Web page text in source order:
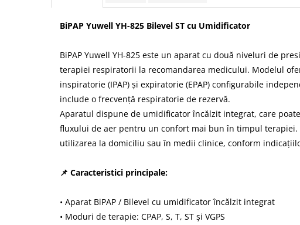
BiPAP Yuwell YH-825 Bilevel ST cu Umidificator
BiPAP Yuwell YH-825 este un aparat cu două niveluri de
terapiei respiratorii la recomandarea medicului. Modelul
inspiratorie (IPAP) și expiratorie (EPAP) configurabile
include o frecvență respiratorie de rezervă.
Aparatul dispune de umidificator încălzit integrat, care
fluxului de aer pentru un confort mai bun în timpul terapiei.
utilizarea la domiciliu sau în medii clinice, conform
📌 Caracteristici principale:
• Aparat BiPAP / Bilevel cu umidificator încălzit integrat
• Moduri de terapie: CPAP, S, T, ST și VGPS